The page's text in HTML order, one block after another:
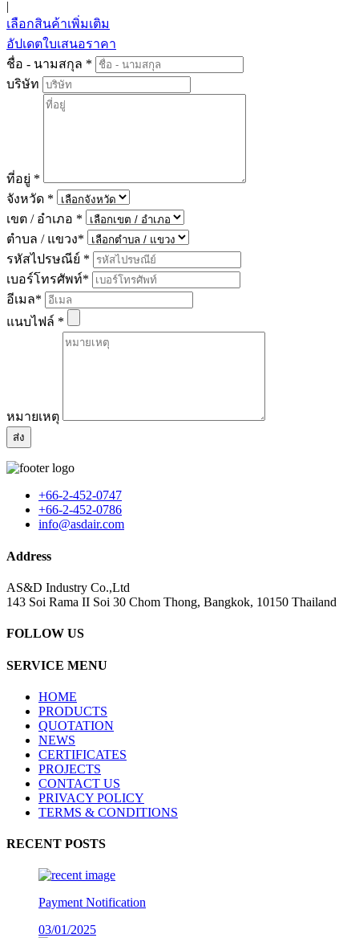
|
เลือกสินค้าเพิ่มเติม
อัปเดตใบเสนอราคา
ชื่อ - นามสกุล *
บริษัท
ที่อยู่ *
จังหวัด *
เขต / อำเภอ *
ตำบล / แขวง*
รหัสไปรษณีย์ *
เบอร์โทรศัพท์*
อีเมล*
แนบไฟล์ *
หมายเหตุ
+66-2-452-0747
+66-2-452-0786
info@asdair.com
Address
AS&D Industry Co.,Ltd
143 Soi Rama II Soi 30 Chom Thong, Bangkok, 10150 Thailand
FOLLOW US
SERVICE MENU
HOME
PRODUCTS
QUOTATION
NEWS
CERTIFICATES
PROJECTS
CONTACT US
PRIVACY POLICY
TERMS & CONDITIONS
RECENT POSTS
Payment Notification
03/01/2025